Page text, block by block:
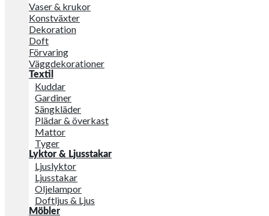
Vaser & krukor
Konstväxter
Dekoration
Doft
Förvaring
Väggdekorationer
Textil
Kuddar
Gardiner
Sängkläder
Plädar & överkast
Mattor
Tyger
Lyktor & Ljusstakar
Ljuslyktor
Ljusstakar
Oljelampor
Doftljus & Ljus
Möbler